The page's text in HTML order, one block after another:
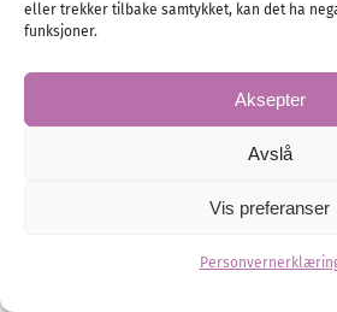
eller trekker tilbake samtykket, kan det ha
funksjoner.
Aksepter
Avslå
Vis preferanser
Brud